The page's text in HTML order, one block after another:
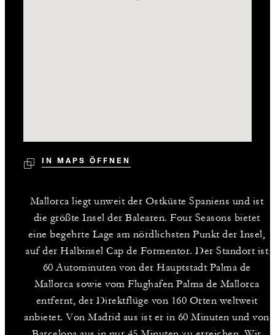
IN MAPS ÖFFNEN
Mallorca liegt unweit der Ostküste Spaniens und ist
die größte Insel der Balearen. Four Seasons bietet
eine begehrte Lage am nördlichsten Punkt der Insel,
auf der Halbinsel Cap de Formentor. Der Standort ist
60 Autominuten von der Hauptstadt Palma de
Mallorca sowie vom Flughafen Palma de Mallorca
entfernt, der Direktflüge von 160 Orten weltweit
anbietet. Von Madrid aus ist er in 60 Minuten und von